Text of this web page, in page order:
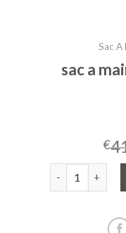
Sac A
sac a
€